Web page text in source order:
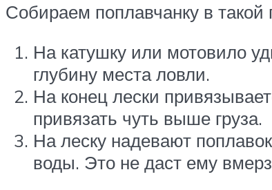
Собираем поплавчанку в такой
На катушку или мотовило
глубину места ловли.
На конец лески
привязать чуть выше груза.
На леску надевают
воды. Это не даст ему